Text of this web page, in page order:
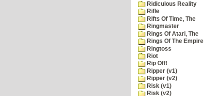
Ridiculous Reality
Rifle
Rifts Of Time, The
Ringmaster
Rings Of Atari, The
Rings Of The Empire
Ringtoss
Riot
Rip Off!
Ripper (v1)
Ripper (v2)
Risk (v1)
Risk (v2)